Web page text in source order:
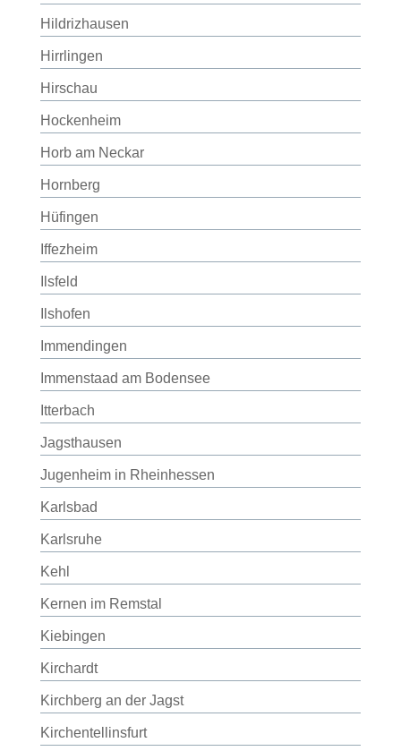
Hildrizhausen
Hirrlingen
Hirschau
Hockenheim
Horb am Neckar
Hornberg
Hüfingen
Iffezheim
Ilsfeld
Ilshofen
Immendingen
Immenstaad am Bodensee
Itterbach
Jagsthausen
Jugenheim in Rheinhessen
Karlsbad
Karlsruhe
Kehl
Kernen im Remstal
Kiebingen
Kirchardt
Kirchberg an der Jagst
Kirchentellinsfurt